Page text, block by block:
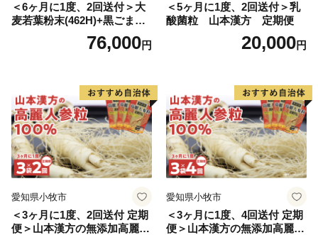
＜6ヶ月に1度、2回送付＞大
麦若葉粉末(462H)+黒ごま黒
豆きな粉+ 糖流茶 山本漢
76,000円
＜5ヶ月に1度、2回送付＞乳
酸菌粒 山本漢方 定期便
20,000円
愛知県小牧市
＜3ヶ月に1度、2回送付 定期
便＞山本漢方の無添加高麗人
愛知県小牧市
＜3ヶ月に1度、4回送付 定期
便＞山本漢方の無添加高麗人